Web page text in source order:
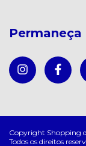
Copyright Shopping
Todos os direitos